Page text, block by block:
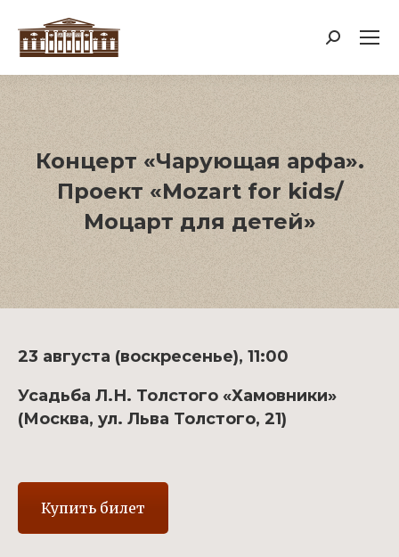
Поиск:
Концерт «Чарующая арфа».
Проект «Mozart for kids/
Моцарт для детей»
23 августа (воскресенье), 11:00
Усадьба Л.Н. Толстого «Хамовники»
(Москва, ул. Льва Толстого, 21)
Купить билет